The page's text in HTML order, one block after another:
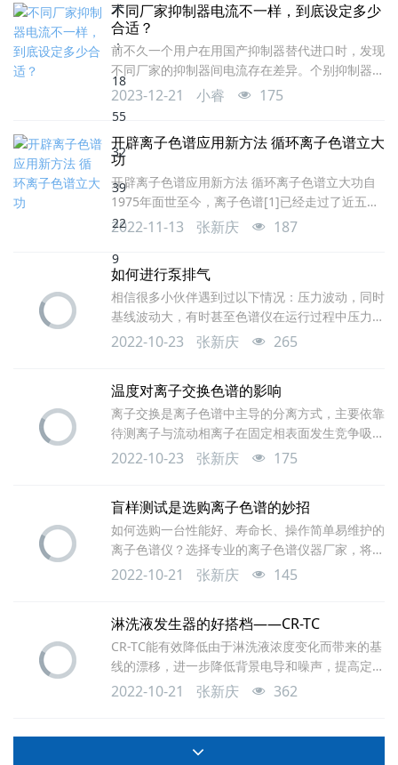
有限公司生产）色谱柱：REEPO-
HA1(4.0*250mm)氢氧根选择性色谱固定相淋洗
液：由RPEG-1-A氢氧化钾淋洗液发生器产生的氢
氧化钾淋洗液流速：1.0mL/mi
不同厂家抑制器电流不一样，到底设定多少
合适？
前不久一个用户在用国产抑制器替代进口时，发现
不同厂家的抑制器间电流存在差异。个别抑制器在
使用离子色谱厂家提供的推荐电流时，抑制不住，
只有提高电流才能解决。问题的焦点集中在抑制电
列了常见淋洗体系电流的算法。
2023-12-21 小睿 175
开辟离子色谱应用新方法 循环离子色谱立大
功
开辟离子色谱应用新方法 循环离子色谱立大功自
1975年面世至今，离子色谱[1]已经走过了近五十
年的发展历程，已经成为同时分离测定多种离子的
浓度越来越低，传统的色谱方法能解决的问题越来
越有限，如何解决此类问题成为色谱工作者的一项
任务。经过多年的探索与实践，循环离子色谱技术
逐渐受到人们的重视并成为测定复杂样品中低浓度
组份的一种优选的分析方法。一，什么是循环离
2022-11-13 张新庆 187
如何进行泵排气
相信很多小伙伴遇到过以下情况：压力波动，同时
基线波动大，有时甚至色谱仪在运行过程中压力突
然降至0。泵压波动甚至为零的情况，在液相及离
由于对流路原理不清楚，知其然不知其所以然，所
以经常出现一些误操作，并因此造成一些次生故
障，比如管路弹出、漏液等现象。为了从根本解决
以上问题，我们以青岛睿谱分析仪器有限公司的高
2022-10-23 张新庆 265
温度对离子交换色谱的影响
离子交换是离子色谱中主导的分离方式，主要依靠
待测离子与流动相离子在固定相表面发生竞争吸附
而分离。影响离子交换色谱的因素有很多，例如色
响主要体现在三个方面，下面逐一进行介绍。一，
保留时间与分离度。不同离子在离子交换色谱中的
保留，因离子性质不同、淋洗液不同，表现为吸热
过程和放热过程两种。大多数情况下，使用碳酸盐
2022-10-23 张新庆 175
盲样测试是选购离子色谱的妙招
如何选购一台性能好、寿命长、操作简单易维护的
离子色谱仪？选择专业的离子色谱仪器厂家，将会
减少许多不必要的麻烦。面对繁复的数据指标和大
是检验真理的唯一标准有位客户在筛选了几家离子
色谱厂家后，选择寄送“盲样”来根据各家所得结果
的准确性判断哪一家的离子色谱仪更准确，即实验
室能力水平测试；二、重视客户更注重时效性；我
2022-10-21 张新庆 145
淋洗液发生器的好搭档——CR-TC
CR-TC能有效降低由于淋洗液浓度变化而带来的基
线的漂移，进一步降低背景电导和噪声，提高定量
分析能力，可得到更准确的结果，满足更高的实际
2022-10-21 张新庆 362